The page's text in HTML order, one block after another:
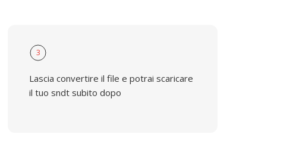
3
Lascia convertire il file e potrai scaricare
il tuo sndt subito dopo